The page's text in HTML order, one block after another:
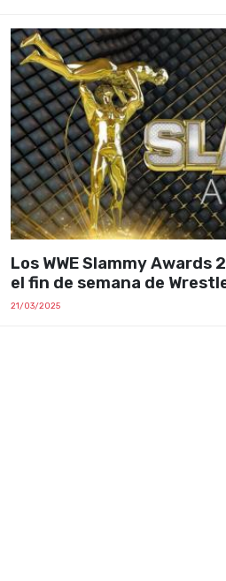
Los WWE Slammy Awards
el fin de semana de
21/03/2025